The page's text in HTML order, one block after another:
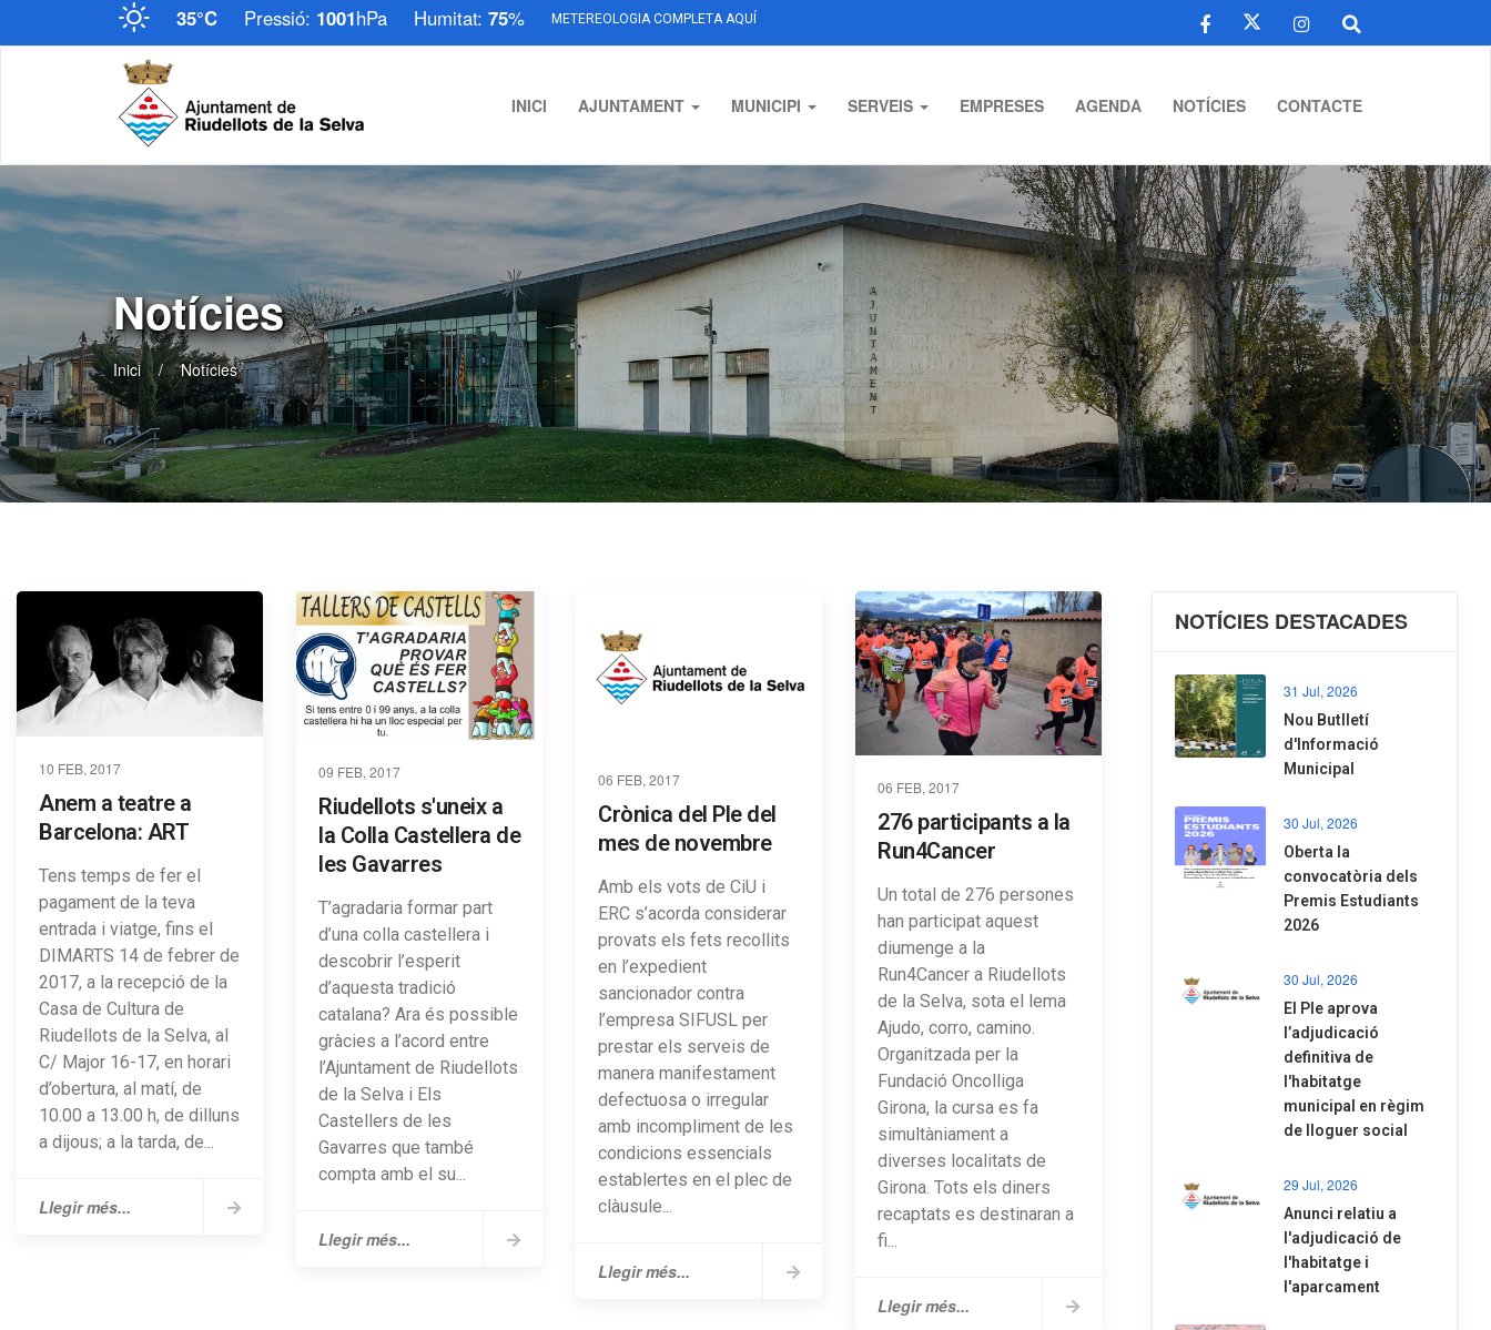
35°C Pressió: 1001hPa Humitat: 75% METEREOLOGIA COMPLETA AQUÍ
INICI AJUNTAMENT MUNICIPI SERVEIS EMPRESES AGENDA NOTÍCIES CONTACTE
Notícies
Inici Notícies
10 FEB, 2017
Anem a teatre a
Barcelona: ART
Tens temps de fer el
pagament de la teva
entrada i viatge, fins el
DIMARTS 14 de febrer de
2017, a la recepció de la
Casa de Cultura de
Riudellots de la Selva, al
C/ Major 16-17, en horari
d’obertura, al matí, de
10.00 a 13.00 h, de dilluns
a dijous; a la tarda, de...
Llegir més...
09 FEB, 2017
Riudellots s'uneix a
la Colla Castellera de
les Gavarres
T’agradaria formar part
d’una colla castellera i
descobrir l’esperit
d’aquesta tradició
catalana? Ara és possible
gràcies a l’acord entre
l’Ajuntament de Riudellots
de la Selva i Els
Castellers de les
Gavarres que també
compta amb el su...
Llegir més...
06 FEB, 2017
Crònica del Ple del
mes de novembre
Amb els vots de CiU i
ERC s’acorda considerar
provats els fets recollits
en l’expedient
sancionador contra
l’empresa SIFUSL per
prestar els serveis de
manera manifestament
defectuosa o irregular
amb incompliment de les
condicions essencials
establertes en el plec de
clàusule...
Llegir més...
06 FEB, 2017
276 participants a la
Run4Cancer
Un total de 276 persones
han participat aquest
diumenge a la
Run4Cancer a Riudellots
de la Selva, sota el lema
Ajudo, corro, camino.
Organitzada per la
Fundació Oncolliga
Girona, la cursa es fa
simultàniament a
diverses localitats de
Girona. Tots els diners
recaptats es destinaran a
fi...
Llegir més...
NOTÍCIES DESTACADES
31 Jul, 2026
Nou Butlletí
d'Informació
Municipal
30 Jul, 2026
Oberta la
convocatòria dels
Premis Estudiants
2026
30 Jul, 2026
El Ple aprova
l’adjudicació
definitiva de
l'habitatge
municipal en règim
de lloguer social
29 Jul, 2026
Anunci relatiu a
l'adjudicació de
l'habitatge i
l'aparcament